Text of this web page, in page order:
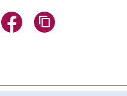
E-Mail teilen
über WhatsApp teilen
Seite über Facebook